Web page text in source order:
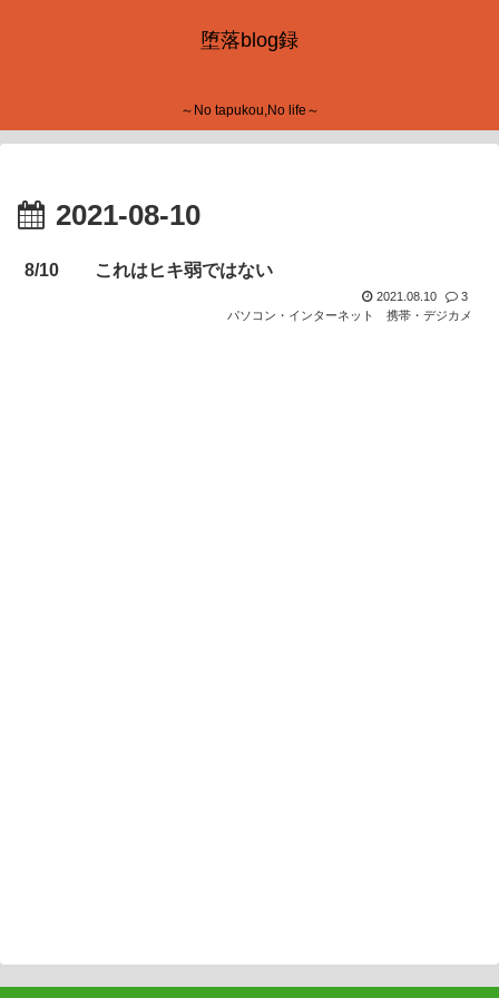
堕落blog録
～No tapukou,No life～
2021-08-10
8/10 これはヒキ弱ではない
2021.08.10
3
パソコン・インターネット
携帯・デジカメ